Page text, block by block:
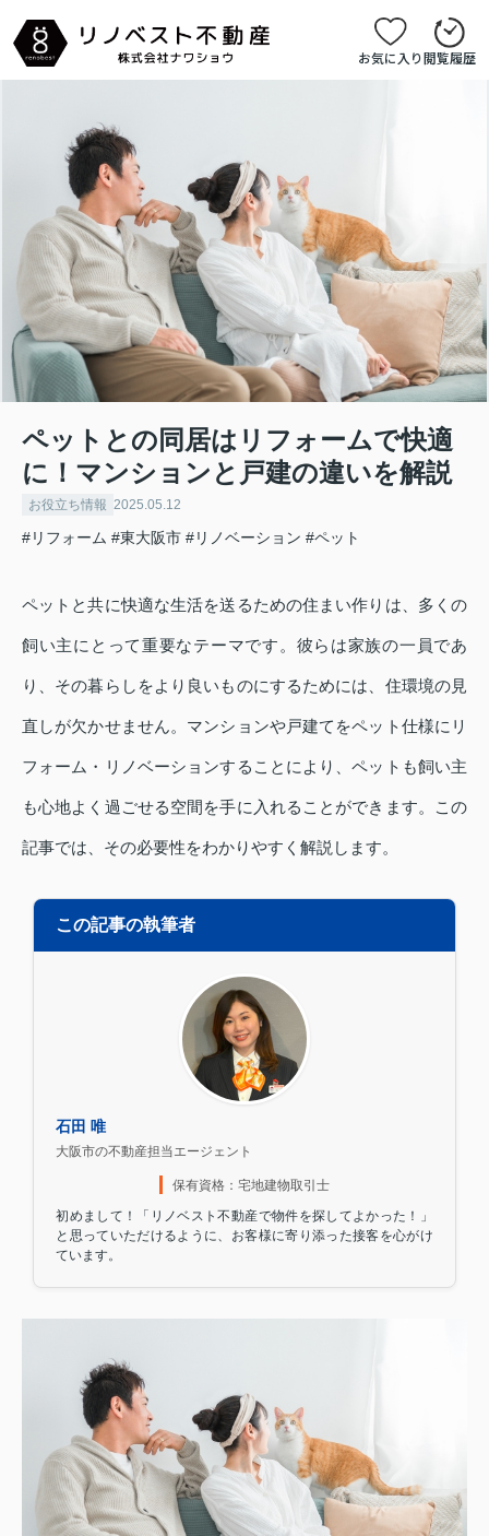
お気に入り閲覧履歴
ペットとの同居はリフォームで快適
に！マンションと戸建の違いを解説
お役立ち情報 2025.05.12
#リフォーム #東大阪市 #リノベーション #ペット
ペットと共に快適な生活を送るための住まい作りは、多くの
飼い主にとって重要なテーマです。彼らは家族の一員であ
り、その暮らしをより良いものにするためには、住環境の見
直しが欠かせません。マンションや戸建てをペット仕様にリ
フォーム・リノベーションすることにより、ペットも飼い主
も心地よく過ごせる空間を手に入れることができます。この
記事では、その必要性をわかりやすく解説します。
この記事の執筆者
石田 唯
大阪市の不動産担当エージェント
保有資格：宅地建物取引士
初めまして！「リノベスト不動産で物件を探してよかった！」
と思っていただけるように、お客様に寄り添った接客を心がけ
ています。